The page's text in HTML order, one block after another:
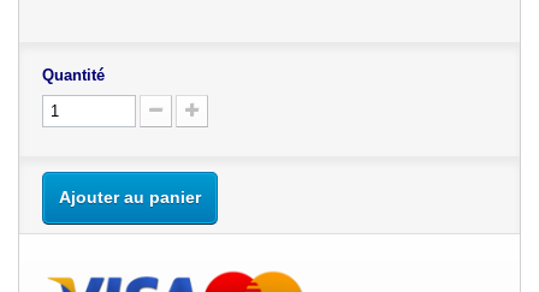
Quantité
Ajouter au panier